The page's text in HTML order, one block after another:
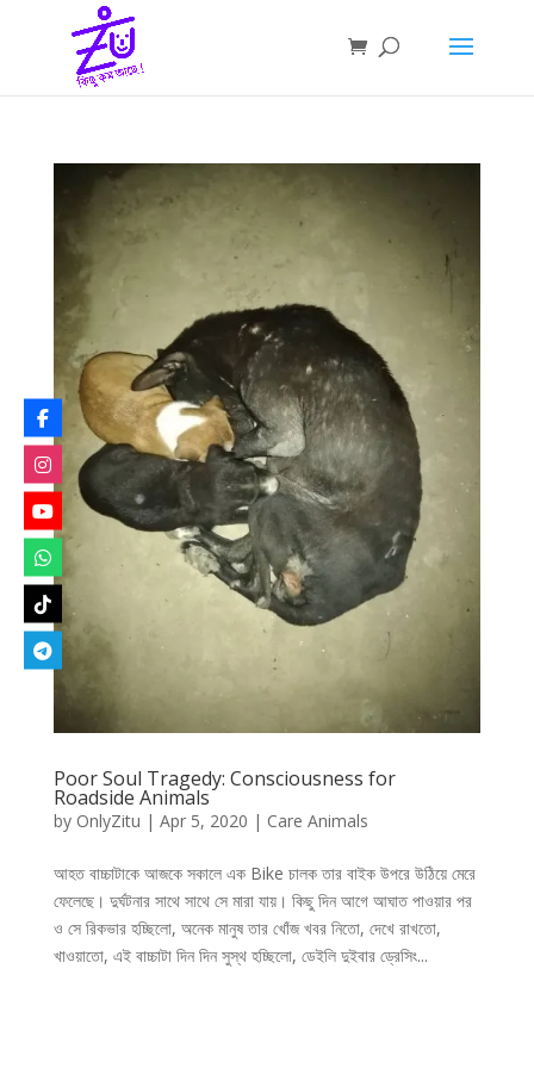
Poor Soul Tragedy: Consciousness for
Roadside Animals
by OnlyZitu | Apr 5, 2020 | Care Animals
আহত বাচ্চাটাকে আজকে সকালে এক Bike চালক তার বাইক উপরে উঠিয়ে মেরে
ফেলেছে। দুর্ঘটনার সাথে সাথে সে মারা যায়। কিছু দিন আগে আঘাত পাওয়ার পর
ও সে রিকভার হচ্ছিলো, অনেক মানুষ তার খোঁজ খবর নিতো, দেখে রাখতো,
খাওয়াতো, এই বাচ্চাটা দিন দিন সুস্থ হচ্ছিলো, ডেইলি দুইবার ড্রেসিং...